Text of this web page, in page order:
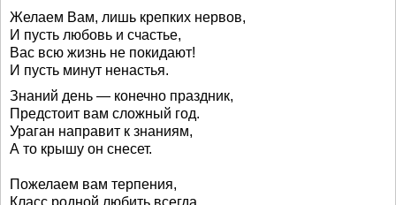
Желаем Вам, лишь крепких нервов,
И пусть любовь и счастье,
Вас всю жизнь не покидают!
И пусть минут ненастья.
Знаний день — конечно праздник,
Предстоит вам сложный год.
Ураган направит к знаниям,
А то крышу он снесет.
Пожелаем вам терпения,
Класс родной любить всегда.